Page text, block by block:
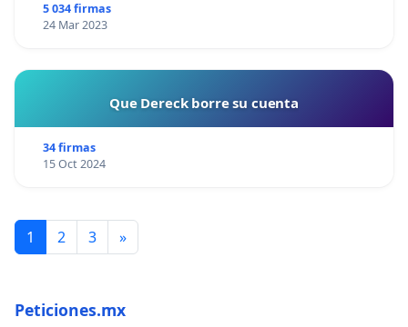
5 034 firmas
24 Mar 2023
Que Dereck borre su cuenta
34 firmas
15 Oct 2024
1 2 3 »
Peticiones.mx